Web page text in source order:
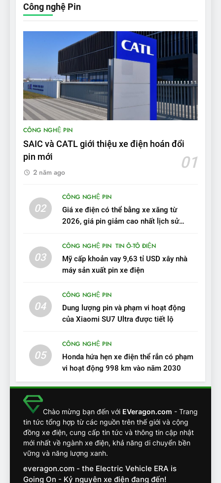
Bài kiểm tra của Mỹ về đối
thủ Tesla Model 3 của BYD:
‘Nó sang trọng hơn nhiều’
ĐÁNH GIÁ XE
9
BYD Seal 06 DM-i PHEV có
chất lượng tương xứng
ĐÁNH GIÁ XE
10
VinFast VF 7 tấm tắc: “Hơn
hẳn xe xăng”
ĐÁNH GIÁ XE
Người dùng nhận xét về
VinFast VF7: Độ hoàn thiện
tốt, lái hay nhất tầm giá 1 tỷ
đồng
12
VinFast VF7 – Mẫu xe cá
ĐÁNH GIÁ XE
Chuyên gia tiết lộ bài test
đối về an toàn trên VinFast
VF8
ĐÁNH GIÁ XE
14
VinFast VF7 đang bỏ xa
như thế nào?
ĐÁNH GIÁ XE
Công nghệ Pin
CÔNG NGHỆ PIN
SAIC và CATL giới thiệu xe điện hoán đổi
pin mới
01
2 năm ago
02
CÔNG NGHỆ PIN
Giá xe điện có thể bằng xe xăng từ
2026, giá pin giảm cao nhất lịch sử
03
CÔNG NGHỆ PIN TIN Ô-TÔ ĐIỆN
Mỹ cấp khoản vay 9,63 tỉ USD xây nhà
máy sản xuất pin xe điện
04
CÔNG NGHỆ PIN
Dung lượng pin và phạm vi hoạt động
của Xiaomi SU7 Ultra được tiết lộ
05
CÔNG NGHỆ PIN
Honda hứa hẹn xe điện thể rắn có phạm
vi hoạt động 998 km vào năm 2030
Chào mừng bạn đến với EVeragon.com - Trang
tin tức tổng hợp từ các nguồn trên thế giới và cộng
đồng xe điện, cung cấp tin tức và thông tin cập nhật
mới nhất về ngành xe điện, khả năng di chuyển bền
vững và năng lượng xanh.
everagon.com - the Electric Vehicle ERA is
Going On - Kỷ nguyên xe điện đang đến!